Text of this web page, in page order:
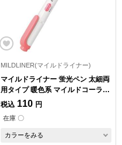
MILDLINER(マイルドライナー)
マイルドライナー 蛍光ペン 太細両
用タイプ 暖色系 マイルドコーラル
ピンク
税込 110 円
在庫 〇
カラーをみる